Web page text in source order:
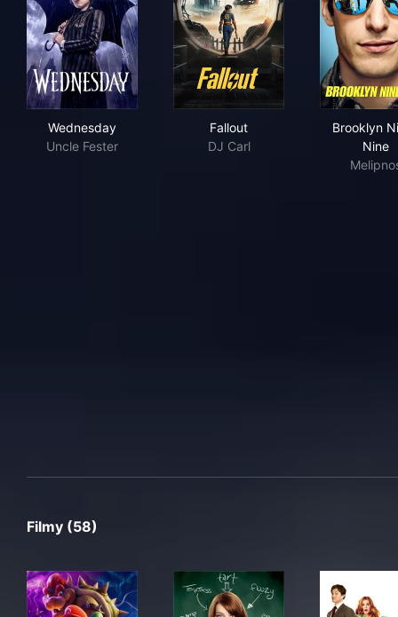
Wednesday
Uncle Fester
Fallout
DJ Carl
Brooklyn
Nine
Filmy (58)